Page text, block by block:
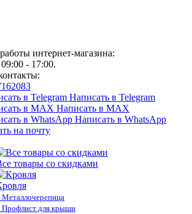
интернет-магазина:
- 17:00.
Написать в Telegram
Написать в MAX
Написать в WhatsApp
на почту
товары со скидками
Металлочерепица
Профлист для крыши